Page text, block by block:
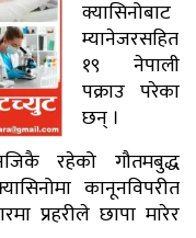
क्यासिनोबाट
म्यानेजरसहित
१९ नेपाली
पक्राउ परेका
छन् ।
नजिकै रहेको गौतमबुद्ध
कानूनविपरीत
प्रहरीले छापा मारेर